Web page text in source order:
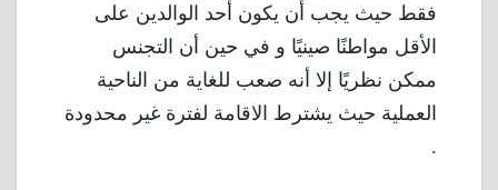
فقط حيث يجب أن يكون أحد الوالدين على
الأقل مواطنًا صينيًا و في حين أن التجنس
ممكن نظريًا إلا أنه صعب للغاية من الناحية
العملية حيث يشترط الاقامة لفترة غير محدودة
.